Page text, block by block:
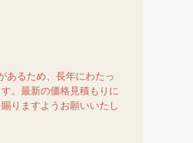
あるため、長年にわたっ
。最新の価格見積もりに
りますようお願いいたし